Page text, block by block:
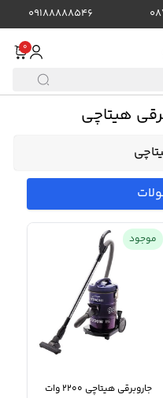
09188888546
0
هیتاچی
موجود
جاروبرقی هیتاچی 2200 وات